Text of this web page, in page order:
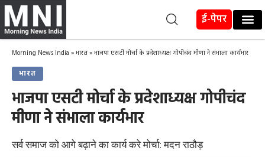
ई-पेपर
Morning News India »भारत»भाजपा एसटी मोर्चा के प्रदेशाध्यक्ष गोपीचंद मीणा ने संभाला कार्यभार
भारत
भाजपा एसटी मोर्चा के प्रदेशाध्यक्ष गोपीचंद
मीणा ने संभाला कार्यभार
सर्व समाज को आगे बढ़ाने का कार्य करे मोर्चा: मदन राठौड़